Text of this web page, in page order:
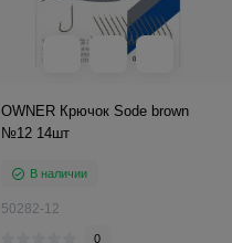
OWNER Крючок Sode brown
№12 14шт
В наличии
50282-12
0